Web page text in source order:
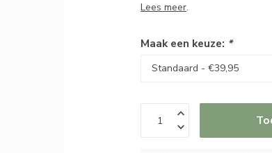
Lees meer.
Maak een keuze: *